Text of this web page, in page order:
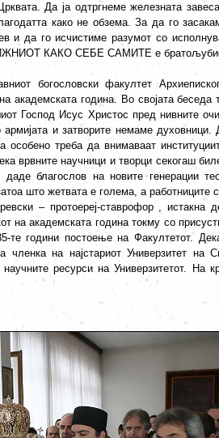
Да ја одтргнеме железната
како не обзема. За да го
и да го исчистиме разумот со
КАКО СЕБЕ САМИТЕ е братољубие
богословски факултет
академската година. Во својата беседа
Господ Исус Христос пред нивните
и затворите немаме
треба да внимаваат
врвните научници и творци секогаш
благослов на новите генерации
што жетвата е голема, а работниците
– протоереј-ставрофор , истакна
на академската година токму со
те години постоење на Факултетот.
членка на најстариот Универзитет на
ресурси на Универзитетот. На